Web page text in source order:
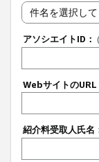
件名を選択し
アソシエイトID：
WebサイトのURL
紹介料受取人氏名